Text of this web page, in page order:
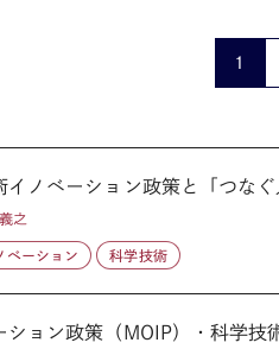
1
ノベーション政策と「つな
之
ベーション 科学技術
ション政策（MOIP）・科学